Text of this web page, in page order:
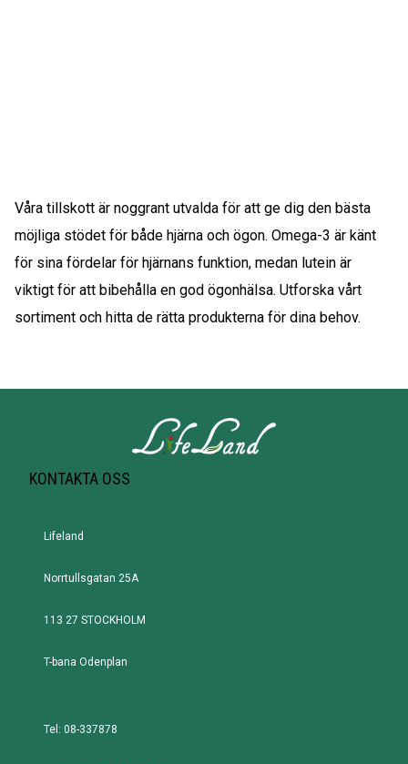
Våra tillskott är noggrant utvalda för att ge dig den bästa
möjliga stödet för både hjärna och ögon. Omega-3 är känt
för sina fördelar för hjärnans funktion, medan lutein är
viktigt för att bibehålla en god ögonhälsa. Utforska vårt
sortiment och hitta de rätta produkterna för dina behov.
KONTAKTA OSS
Lifeland
Norrtullsgatan 25A
113 27 STOCKHOLM
T-bana Odenplan
Tel: 08-337878